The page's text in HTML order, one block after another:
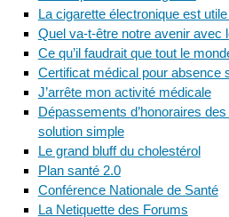
La cigarette électronique est
Quel va-t-être notre avenir avec
Ce qu’il faudrait que tout le
Certificat médical pour absence
J’arrête mon activité médicale
Dépassements d’honoraires
solution simple
Le grand bluff du cholestérol
Plan santé 2.0
Conférence Nationale de Santé
La Netiquette des Forums